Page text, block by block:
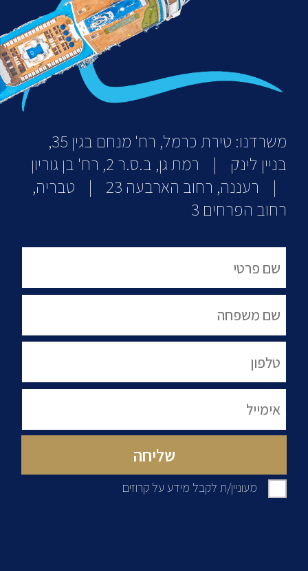
משרדנו: טירת כרמל, רח' מנחם בגין 35,
בניין לינק | רמת גן, ב.ס.ר 2, רח' בן גוריון
| רעננה, רחוב הארבעה 23 | טבריה,
רחוב הפרחים 3
מעוניין/ת לקבל מידע על קרוזים